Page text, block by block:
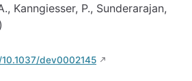
Kanngiesser, P., Sunderarajan,
dev0002145